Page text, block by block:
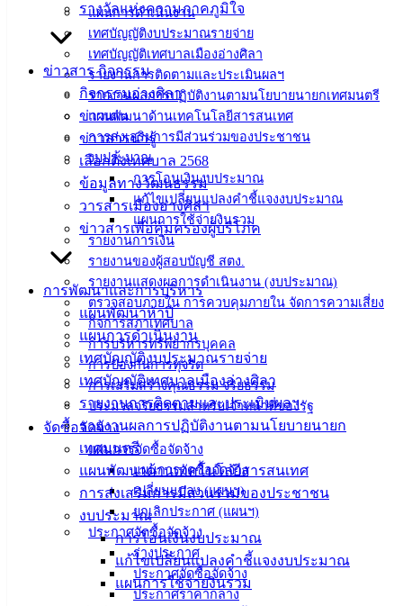
แผนการดำเนินงาน
เทศบัญญัติงบประมาณรายจ่าย
เทศบัญญัติเทศบาลเมืองอ่างศิลา
รายงานการติดตามและประเมินผลฯ
รายงานผลการปฏิบัติงานตามนโยบายนายกเทศมนตรี
แผนพัฒนาด้านเทคโนโลยีสารสนเทศ
การส่งเสริมการมีส่วนร่วมของประชาชน
งบประมาณ
การโอนเงินงบประมาณ
แก้ไขเปลี่ยนแปลงคำชี้แจงงบประมาณ
แผนการใช้จ่ายงินรวม
รายงานการเงิน
รายงานของผู้สอบบัญชี สตง.
รายงานแสดงผลการดำเนินงาน (งบประมาณ)
ตรวจสอบภายใน การควบคุมภายใน จัดการความเสี่ยง
กิจการสภาเทศบาล
การบริหารทรัพยากรบุคคล
การป้องกันการทุจริต
การเสริมสร้างคุณธรรม จริยธรรม
ประมวลจริยธรรมสำหรับเจ้าหน้าที่ของรัฐ
จัดซื้อจัดจ้าง
แผนการจัดซื้อจัดจ้าง
แผนการจัดซื้อจัดจ้าง
เปลี่ยนแปลง (แผนฯ)
ยกเลิกประกาศ (แผนฯ)
ประกาศจัดซื้อจัดจ้าง
ร่างประกาศ
ประกาศจัดซื้อจัดจ้าง
ประกาศราคากลาง
รางวัลแห่งความภาคภูมิใจ
ข่าวสาร กิจกรรม
กิจกรรมอ่างศิลา
ข่าวเด่น
ข่าวสารน่ารู้
เลือกตั้งเทศบาล 2568
ข้อมูลทางวัฒนธรรม
วารสารเมืองอ่างศิลา
ข่าวสารเพื่อคุ้มครองผู้บริโภค
การพัฒนาและการบริหาร
แผนพัฒนาห้าปี
แผนการดำเนินงาน
เทศบัญญัติงบประมาณรายจ่าย
เทศบัญญัติเทศบาลเมืองอ่างศิลา
รายงานการติดตามและประเมินผลฯ
รายงานผลการปฏิบัติงานตามนโยบายนายก
เทศมนตรี
แผนพัฒนาด้านเทคโนโลยีสารสนเทศ
การส่งเสริมการมีส่วนร่วมของประชาชน
งบประมาณ
การโอนเงินงบประมาณ
แก้ไขเปลี่ยนแปลงคำชี้แจงงบประมาณ
แผนการใช้จ่ายงินรวม
เทศบาล
เมืองอ่าง
สำนักงาน
เทศบาลเมือง
อ่างศิลา 90/338
ม.3 ต.เสม็ด
อ.เมือง จ.ชลบุรี
038-
142-100-104
บริการ
ประชาชน
ดาวน์โหลด
เอกสาร